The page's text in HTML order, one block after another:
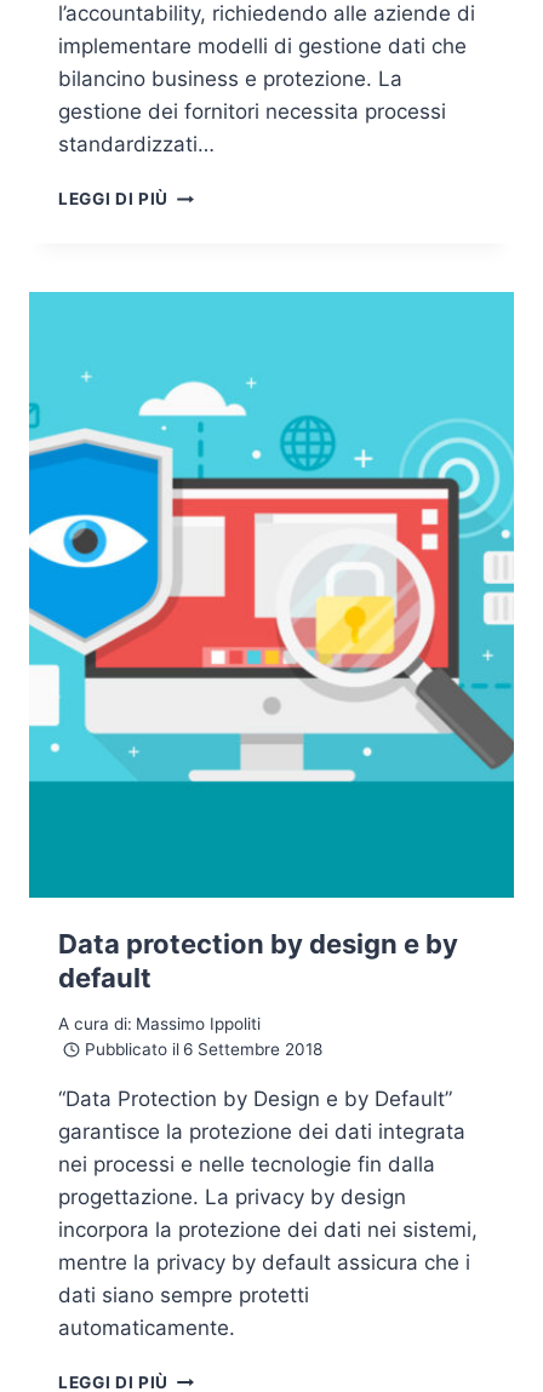
l’accountability, richiedendo alle aziende di
implementare modelli di gestione dati che
bilancino business e protezione. La
gestione dei fornitori necessita processi
standardizzati…
LEGGI DI PIÙ GDPR:
SUB-
SEGMENTAZIONE
DEL
RAPPORTO
CONTRATTUALE
Data protection by design e by
default
A cura di: Massimo Ippoliti
Pubblicato il 6 Settembre 2018
“Data Protection by Design e by Default”
garantisce la protezione dei dati integrata
nei processi e nelle tecnologie fin dalla
progettazione. La privacy by design
incorpora la protezione dei dati nei sistemi,
mentre la privacy by default assicura che i
dati siano sempre protetti
automaticamente.
LEGGI DI PIÙ DATA